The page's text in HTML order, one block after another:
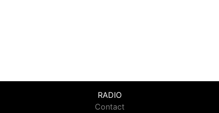
RADIO
Contact